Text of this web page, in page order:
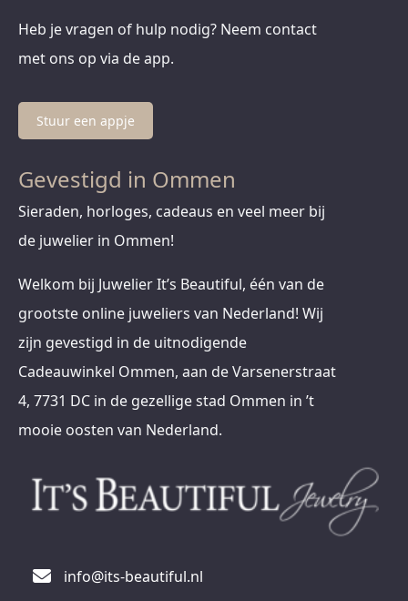
Heb je vragen of hulp nodig? Neem contact
met ons op via de app.
Stuur een appje
Gevestigd in Ommen
Sieraden, horloges, cadeaus en veel meer bij
de juwelier in Ommen!
Welkom bij Juwelier It’s Beautiful, één van de
grootste online juweliers van Nederland! Wij
zijn gevestigd in de uitnodigende
Cadeauwinkel Ommen, aan de Varsenerstraat
4, 7731 DC in de gezellige stad Ommen in ’t
mooie oosten van Nederland.
info@its-beautiful.nl